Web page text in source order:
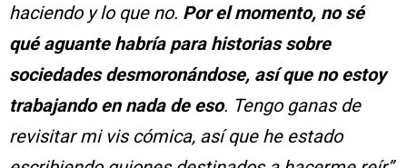
haciendo y lo que no. Por el momento, no sé
qué aguante habría para historias sobre
sociedades desmoronándose, así que no estoy
trabajando en nada de eso. Tengo ganas de
revisitar mi vis cómica, así que he estado